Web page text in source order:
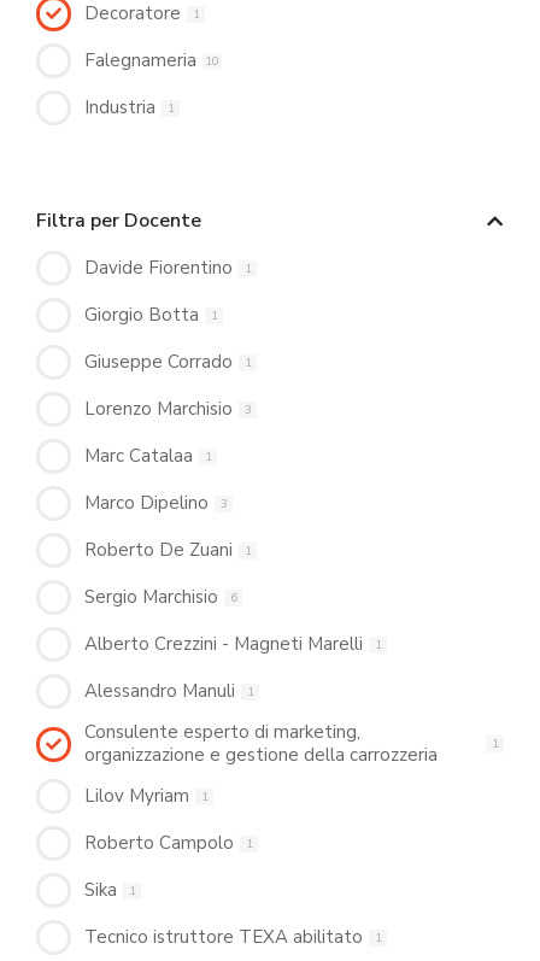
Decoratore 1
Falegnameria 10
Industria 1
Filtra per Docente
Davide Fiorentino 1
Giorgio Botta 1
Giuseppe Corrado 1
Lorenzo Marchisio 3
Marc Catalaa 1
Marco Dipelino 3
Roberto De Zuani 1
Sergio Marchisio 6
Alberto Crezzini - Magneti Marelli 1
Alessandro Manuli 1
Consulente esperto di marketing,
organizzazione e gestione della carrozzeria
1
Lilov Myriam 1
Roberto Campolo 1
Sika 1
Tecnico istruttore TEXA abilitato 1